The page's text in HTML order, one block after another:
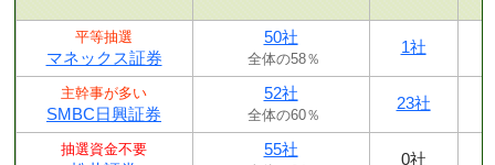
平等抽選
マネックス証券
50社
全体の58％
1社
主幹事が多い
SMBC日興証券
52社
全体の60％
23社
抽選資金不要 55社
0社